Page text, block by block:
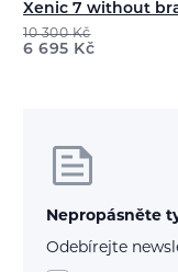
Xenic 7 without
10 300Kč
6 695 Kč
Nepropásněte
Odebírejte